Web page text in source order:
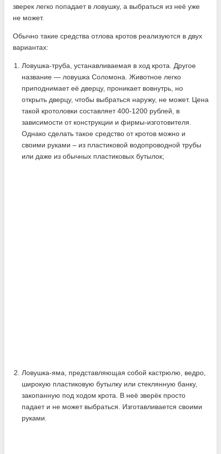
зверек легко попадает в ловушку, а выбраться из неё уже
не может.
Обычно такие средства отлова кротов реализуются в двух
вариантах:
Ловушка-труба, устанавливаемая в ход крота. Другое
название — ловушка Соломона. Животное легко
приподнимает её дверцу, проникает вовнутрь, но
открыть дверцу, чтобы выбраться наружу, не может. Цена
такой кротоловки составляет 400-1200 рублей, в
зависимости от конструкции и фирмы-изготовителя.
Однако сделать такое средство от кротов можно и
своими руками – из пластиковой водопроводной трубы
или даже из обычных пластиковых бутылок;
Ловушка-яма, представляющая собой кастрюлю, ведро,
широкую пластиковую бутылку или стеклянную банку,
закопанную под ходом крота. В неё зверёк просто
падает и не может выбраться. Изготавливается своими
руками.